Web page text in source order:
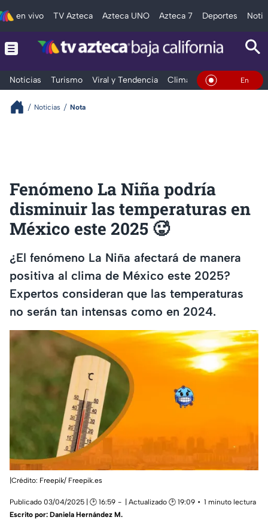
en vivo TV Azteca Azteca UNO Azteca 7 Deportes
Noticias Turismo Viral y Tendencia Clima Deportes En Vivo
Noticias Nota
Fenómeno La Niña podría
disminuir las temperaturas en
México este 2025 🥵
¿El fenómeno La Niña afectará de manera
positiva al clima de México este 2025?
Expertos consideran que las temperaturas
no serán tan intensas como en 2024.
|Crédito: Freepik/ Freepik.es
Publicado 03/04/2025 | 🕑 16:59 | Actualizado 🕑 19:09
1 minuto lectura
Escrito por: Daniela Hernández M.